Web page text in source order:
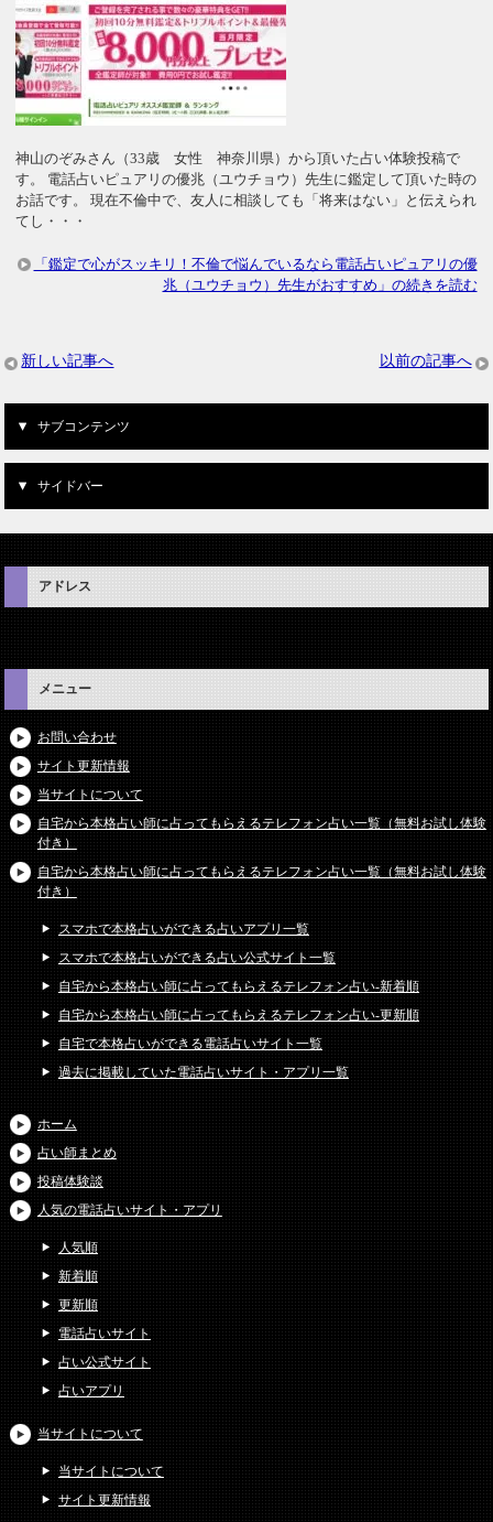
神山のぞみさん（33歳 女性 神奈川県）から頂いた占い体験投稿で
す。 電話占いピュアリの優兆（ユウチョウ）先生に鑑定して頂いた時の
お話です。 現在不倫中で、友人に相談しても「将来はない」と伝えられ
てし・・・
「鑑定で心がスッキリ！不倫で悩んでいるなら電話占いピュアリの優
兆（ユウチョウ）先生がおすすめ」の続きを読む
以前の記事へ
新しい記事へ
サブコンテンツ
サイドバー
アドレス
メニュー
お問い合わせ
サイト更新情報
当サイトについて
自宅から本格占い師に占ってもらえるテレフォン占い一覧（無料お試し体験
付き）
自宅から本格占い師に占ってもらえるテレフォン占い一覧（無料お試し体験
付き）
スマホで本格占いができる占いアプリ一覧
スマホで本格占いができる占い公式サイト一覧
自宅から本格占い師に占ってもらえるテレフォン占い-新着順
自宅から本格占い師に占ってもらえるテレフォン占い-更新順
自宅で本格占いができる電話占いサイト一覧
過去に掲載していた電話占いサイト・アプリ一覧
ホーム
占い師まとめ
投稿体験談
人気の電話占いサイト・アプリ
人気順
新着順
更新順
電話占いサイト
占い公式サイト
占いアプリ
当サイトについて
当サイトについて
サイト更新情報